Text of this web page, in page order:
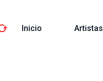
Inicio Artistas